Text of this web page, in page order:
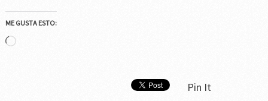
ME GUSTA ESTO:
Cargando...
Pin It